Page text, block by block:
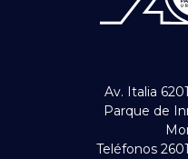
Av. Italia
Parque de
Teléfonos